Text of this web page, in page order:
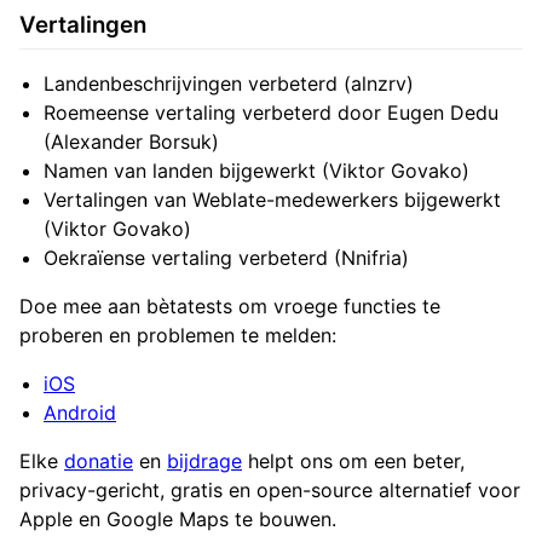
Vertalingen
Landenbeschrijvingen verbeterd (alnzrv)
Roemeense vertaling verbeterd door Eugen Dedu
(Alexander Borsuk)
Namen van landen bijgewerkt (Viktor Govako)
Vertalingen van Weblate-medewerkers bijgewerkt
(Viktor Govako)
Oekraïense vertaling verbeterd (Nnifria)
Doe mee aan bètatests om vroege functies te
proberen en problemen te melden:
iOS
Android
Elke donatie en bijdrage helpt ons om een beter,
privacy-gericht, gratis en open-source alternatief voor
Apple en Google Maps te bouwen.